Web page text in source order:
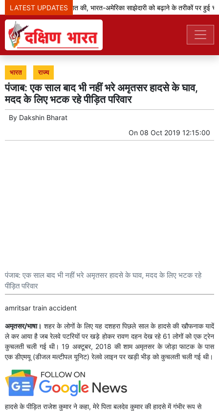
LATEST UPDATES
जेडी वेंस ने मोदी से बात की, भारत-अमेरिका साझेदारी को बढ़ाने के तरीकों पर हुई चर्चा
भारत राज्य
पंजाब: एक साल बाद भी नहीं भरे अमृतसर हादसे के घाव,
मदद के लिए भटक रहे पीड़ित परिवार
By Dakshin Bharat
On 08 Oct 2019 12:15:00
पंजाब: एक साल बाद भी नहीं भरे अमृतसर हादसे के घाव, मदद के लिए भटक रहे
पीड़ित परिवार
amritsar train accident
अमृतसर/भाषा। शहर के लोगों के लिए यह दशहरा पिछले साल के हादसे की खौफनाक यादें
ले कर आया है जब रेलवे पटरियों पर खड़े होकर रावण दहन देख रहे 61 लोगों को एक ट्रेन
कुचलती चली गई थी। 19 अक्टूबर, 2018 की शाम अमृतसर के जोड़ा फाटक के पास
एक डीएमयू (डीजल मल्टीपल यूनिट) रेलवे लाइन पर खड़ी भीड़ को कुचलती चली गई थी।
हादसे के पीड़ित राजेश कुमार ने कहा, मेरे पिता बलदेव कुमार की हादसे में गंभीर रूप से